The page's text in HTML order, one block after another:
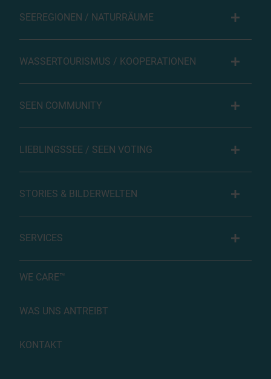
SEEREGIONEN / NATURRÄUME
WASSERTOURISMUS / KOOPERATIONEN
SEEN COMMUNITY
LIEBLINGSSEE / SEEN VOTING
STORIES & BILDERWELTEN
SERVICES
WE CARE™
WAS UNS ANTREIBT
KONTAKT